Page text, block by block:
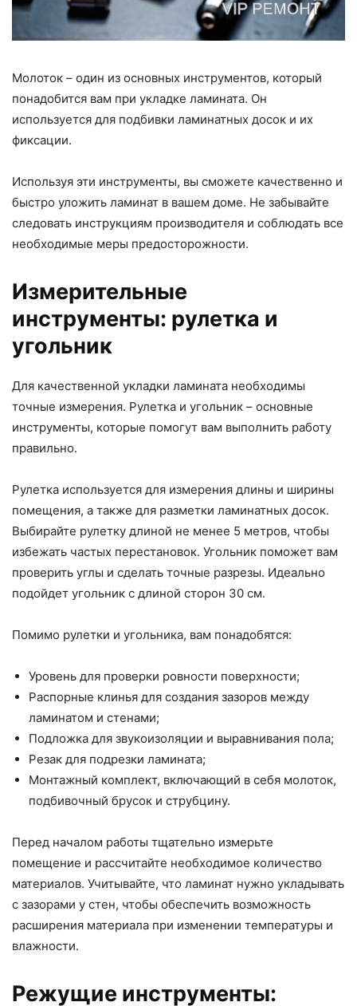
Молоток – один из основных инструментов, который
понадобится вам при укладке ламината. Он
используется для подбивки ламинатных досок и их
фиксации.
Используя эти инструменты, вы сможете качественно и
быстро уложить ламинат в вашем доме. Не забывайте
следовать инструкциям производителя и соблюдать все
необходимые меры предосторожности.
Измерительные
инструменты: рулетка и
угольник
Для качественной укладки ламината необходимы
точные измерения. Рулетка и угольник – основные
инструменты, которые помогут вам выполнить работу
правильно.
Рулетка используется для измерения длины и ширины
помещения, а также для разметки ламинатных досок.
Выбирайте рулетку длиной не менее 5 метров, чтобы
избежать частых перестановок. Угольник поможет вам
проверить углы и сделать точные разрезы. Идеально
подойдет угольник с длиной сторон 30 см.
Помимо рулетки и угольника, вам понадобятся:
Уровень для проверки ровности поверхности;
Распорные клинья для создания зазоров между
ламинатом и стенами;
Подложка для звукоизоляции и выравнивания пола;
Резак для подрезки ламината;
Монтажный комплект, включающий в себя молоток,
подбивочный брусок и струбцину.
Перед началом работы тщательно измерьте
помещение и рассчитайте необходимое количество
материалов. Учитывайте, что ламинат нужно укладывать
с зазорами у стен, чтобы обеспечить возможность
расширения материала при изменении температуры и
влажности.
Режущие инструменты: